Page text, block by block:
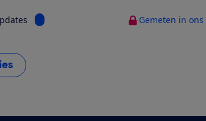
Bekijk informatie voor Gemeten in